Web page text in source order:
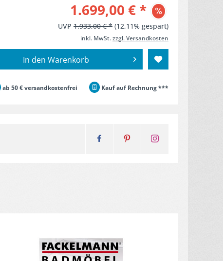
1.699,00 € *
UVP 1.933,00 € * (12,11% gespart)
inkl. MwSt.zzgl. Versandkosten
In den Warenkorb
ab 50 € versandkostenfrei Kauf auf Rechnung ***